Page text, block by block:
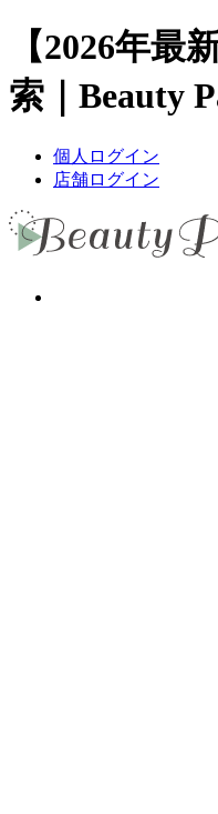
【2026年
索｜Beauty
個人ログイン
店舗ログイン